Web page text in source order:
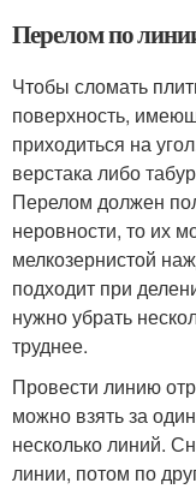
Перелом по
Чтобы сломать
поверхность,
приходиться на
верстака либо
Перелом должен
неровности, то их
мелкозернистой
подходит при
нужно убрать
труднее.
Провести линию
можно взять за
несколько линий.
линии, потом по